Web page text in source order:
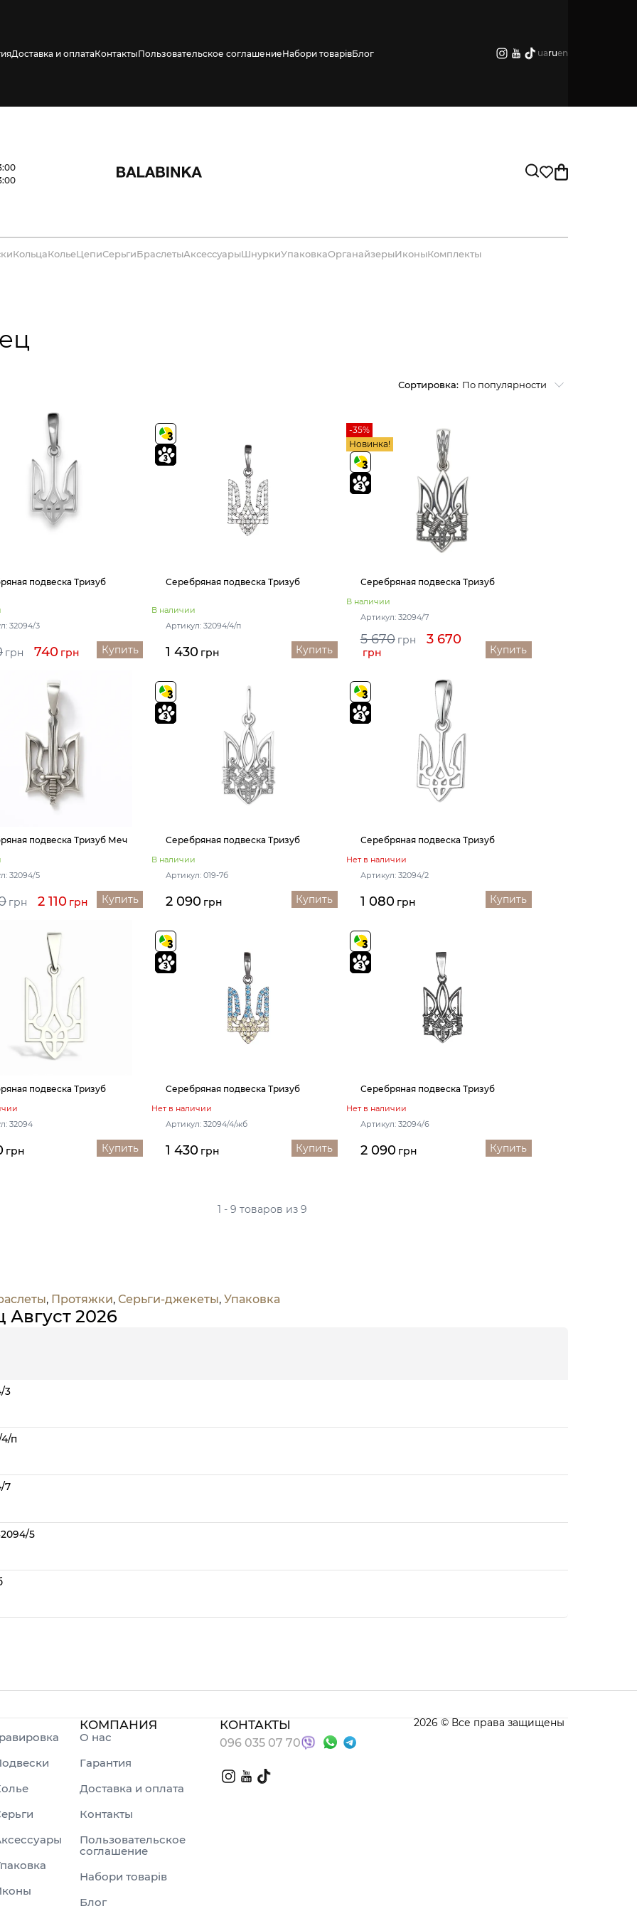
Доставка и оплатаКонтактыПользовательское соглашениеНабори товарівБлог uaruen
КольцаКольеЦепиСерьгиБраслетыАксессуарыШнуркиУпаковкаОрганайзерыИконыКомплекты
Сортировка: По популярности
подвеска Тризуб
32094/3
грн 740 грн Купить
Серебряная подвеска Тризуб
В наличии
Артикул: 32094/4/п
1 430 грн Купить
-35%
Новинка!
Серебряная подвеска Тризуб
В наличии
Артикул: 32094/7
5 670 грн 3 670
грн Купить
подвеска Тризуб Меч
32094/5
грн 2 110 грн Купить
Серебряная подвеска Тризуб
В наличии
Артикул: 019-7б
2 090 грн Купить
Серебряная подвеска Тризуб
Нет в наличии
Артикул: 32094/2
1 080 грн Купить
подвеска Тризуб
32094
грн Купить
Серебряная подвеска Тризуб
Нет в наличии
Артикул: 32094/4/жб
1 430 грн Купить
Серебряная подвеска Тризуб
Нет в наличии
Артикул: 32094/6
2 090 грн Купить
1 - 9 товаров из 9
, Протяжки, Серьги-джекеты, Упаковка
2026
3
п
7
5
КОМПАНИЯ
О нас
Гарантия
Доставка и оплата
Контакты
Пользовательское
соглашение
Набори товарів
Блог
КОНТАКТЫ
096 035 07 70
2026 © Все права защищены